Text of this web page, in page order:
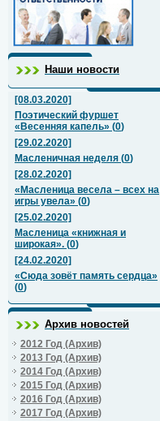
Наши новости
[08.03.2020]
Поэтический фуршет
«Весенняя капель» (0)
[29.02.2020]
Масленичная неделя (0)
[28.02.2020]
«Масленица весела – всех на
игры увела» (0)
[25.02.2020]
Масленица «книжная и
широкая». (0)
[24.02.2020]
«Сюда зовёт память сердца»
(0)
Архив новостей
2012 Год (Архив)
2013 Год (Архив)
2014 Год (Архив)
2015 Год (Архив)
2016 Год (Архив)
2017 Год (Архив)